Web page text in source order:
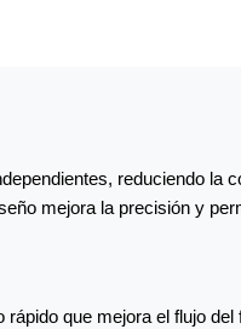
reduciendo la
mejora la precisión y
que mejora el flujo